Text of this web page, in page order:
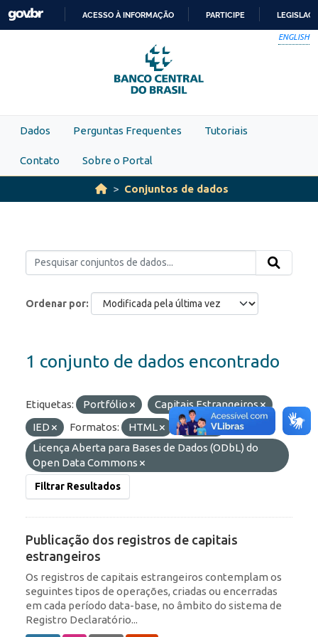
Skip to main content
PARA
O
CONTEÚDO
ACESSO À INFORMAÇÃO PARTICIPE
ENGLISH
Dados Perguntas Frequentes Tutoriais
Contato Sobre o Portal
Conjuntos de dados
Ordenar por
1 conjunto de dados encontrado
Etiquetas: Portfólio
Capitais Estrangeiros
IED
Formatos: HTML JSON
Licenças:
Licença Aberta para Bases de Dados (ODbL) do
Open Data Commons
Filtrar Resultados
Publicação dos registros de capitais
estrangeiros
Os registros de capitais estrangeiros contemplam os
seguintes tipos de operações, criadas ou encerradas
em cada período data-base, no âmbito do sistema de
Registro Declaratório...